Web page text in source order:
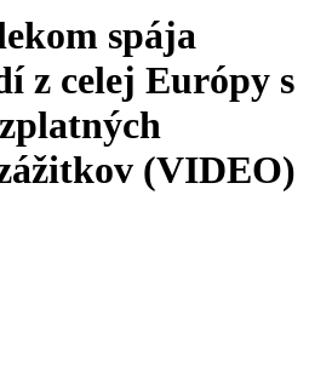
spája
z celej Európy s
(VIDEO)